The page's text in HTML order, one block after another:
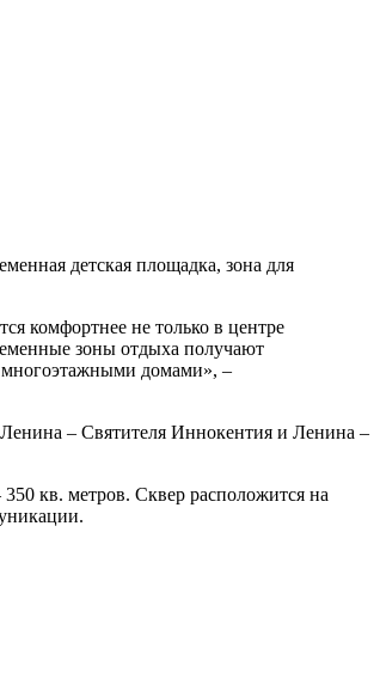
детская площадка, зона для
комфортнее не только в центре
зоны отдыха получают
многоэтажными домами», –
– Святителя Иннокентия и Ленина –
кв. метров. Сквер расположится на